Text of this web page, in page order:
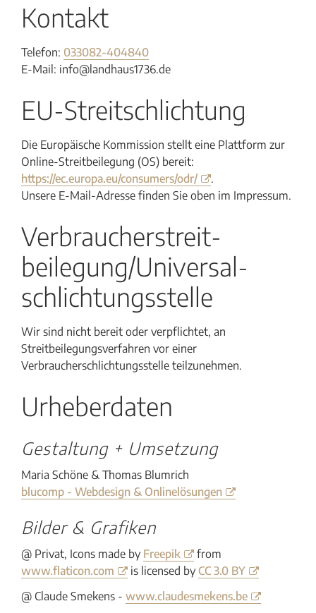
Kontakt
Telefon: 033082-404840
E-Mail: info@landhaus1736.de
EU-Streitschlichtung
Die Europäische Kommission stellt eine Plattform zur
Online-Streitbeilegung (OS) bereit:
https://ec.europa.eu/consumers/odr/
.
Unsere E-Mail-Adresse finden Sie oben im Impressum.
Verbraucher­streit­
beilegung/Universal­
schlichtungs­stelle
Wir sind nicht bereit oder verpflichtet, an
Streitbeilegungsverfahren vor einer
Verbraucherschlichtungsstelle teilzunehmen.
Urheberdaten
Gestaltung + Umsetzung
Maria Schöne & Thomas Blumrich
blucomp - Webdesign & Onlinelösungen
Bilder & Grafiken
@ Privat, Icons made by Freepik
from
www.flaticon.com
is licensed by CC 3.0 BY
@ Claude Smekens - www.claudesmekens.be